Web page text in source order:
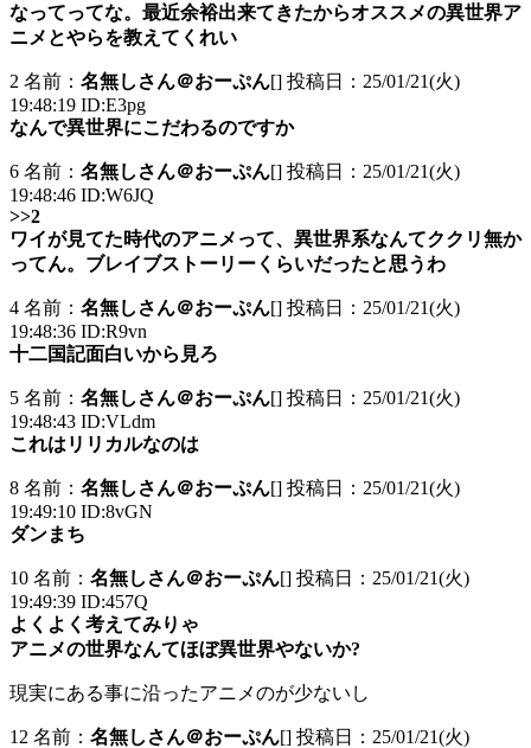
なってってな。最近余裕出来てきたからオススメの異世界ア
ニメとやらを教えてくれい
2 名前： 名無しさん＠おーぷん[] 投稿日：25/01/21(火)
19:48:19 ID:E3pg
なんで異世界にこだわるのですか
6 名前： 名無しさん＠おーぷん[] 投稿日：25/01/21(火)
19:48:46 ID:W6JQ
>>2
ワイが見てた時代のアニメって、異世界系なんてククリ無か
ってん。ブレイブストーリーくらいだったと思うわ
4 名前： 名無しさん＠おーぷん[] 投稿日：25/01/21(火)
19:48:36 ID:R9vn
十二国記面白いから見ろ
5 名前： 名無しさん＠おーぷん[] 投稿日：25/01/21(火)
19:48:43 ID:VLdm
これはリリカルなのは
8 名前： 名無しさん＠おーぷん[] 投稿日：25/01/21(火)
19:49:10 ID:8vGN
ダンまち
10 名前： 名無しさん＠おーぷん[] 投稿日：25/01/21(火)
19:49:39 ID:457Q
よくよく考えてみりゃ
アニメの世界なんてほぼ異世界やないか?
現実にある事に沿ったアニメのが少ないし
12 名前： 名無しさん＠おーぷん[] 投稿日：25/01/21(火)